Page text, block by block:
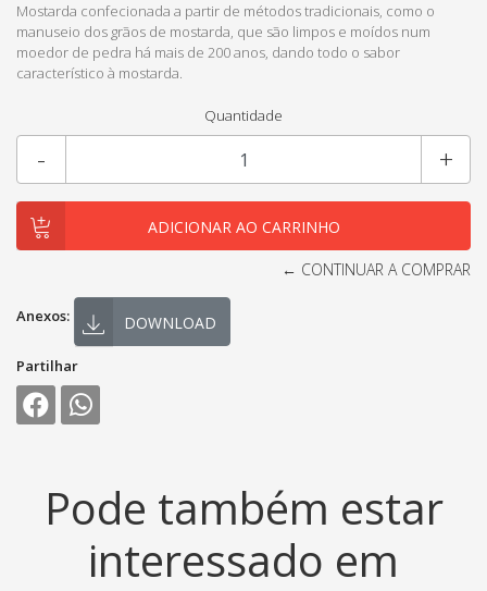
Mostarda confecionada a partir de métodos tradicionais, como o
manuseio dos grãos de mostarda, que são limpos e moídos num
moedor de pedra há mais de 200 anos, dando todo o sabor
característico à mostarda.
Quantidade
+
-
← CONTINUAR A COMPRAR
Anexos: DOWNLOAD
Partilhar
Pode também estar
interessado em